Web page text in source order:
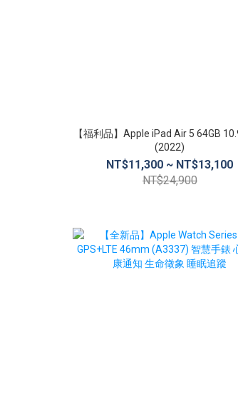
【福利品】Apple iPad Air 5 64GB
(2022)
NT$11,300 ~ NT$13,100
NT$24,900